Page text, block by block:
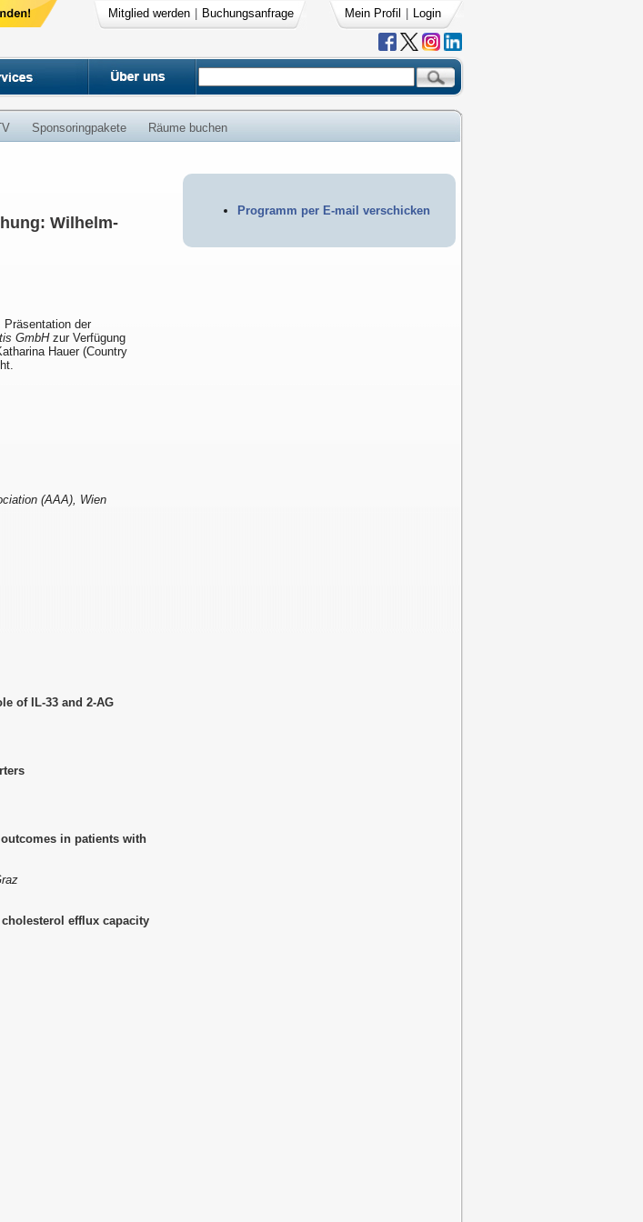
Mitglied werden Buchungsanfrage Mein Profil Login
Sponsoringpakete Räume buchen
Programm per E-mail verschicken
Wilhelm-
Präsentation der
GmbHzur Verfügung
Hauer (Country
(AAA), Wien
of IL-33 and 2-AG
in patients with
efflux capacity